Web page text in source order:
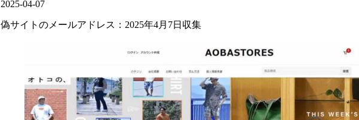
2025-04-07
偽サイトのメールアドレス：2025年4月7日収集